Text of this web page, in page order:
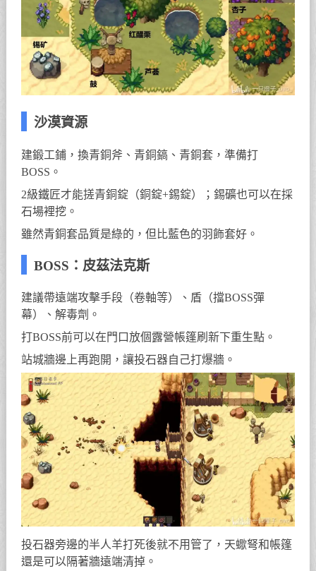
沙漠資源
建鍛工鋪，換青銅斧、青銅鎬、青銅套，準備打
BOSS。
2級鐵匠才能搓青銅錠（銅錠+錫錠）；錫礦也可以在採
石場裡挖。
雖然青銅套品質是綠的，但比藍色的羽飾套好。
BOSS：皮茲法克斯
建議帶遠端攻擊手段（卷軸等）、盾（擋BOSS彈
幕）、解毒劑。
打BOSS前可以在門口放個露營帳篷刷新下重生點。
站城牆邊上再跑開，讓投石器自己打爆牆。
投石器旁邊的半人羊打死後就不用管了，天蠍弩和帳篷
還是可以隔著牆遠端清掉。